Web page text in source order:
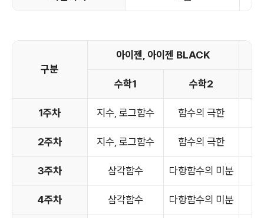
구분
아이젠, 아이젠 BLACK
수학1 수학2
1주차 지수, 로그함수 함수의 극한
2주차 지수, 로그함수 함수의 극한
3주차 삼각함수 다항함수의 미분
4주차 삼각함수 다항함수의 미분